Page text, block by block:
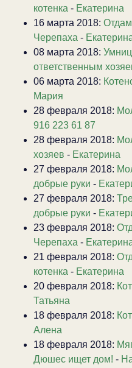
котенка - Екатерина
16 марта 2018:
Черепаха -
08 марта 2018:
ответственным
06 марта 2018:
Мария
28 февраля 2018:
916 223 61 87
28 февраля 2018:
хозяев - Екатерина
27 февраля 2018:
добрые руки -
27 февраля 2018:
добрые руки -
23 февраля 2018:
Черепаха -
21 февраля 2018:
котенка - Екатерина
20 февраля 2018:
Татьяна
18 февраля 2018:
Алена
18 февраля 2018:
Дюшес ищет дом! -